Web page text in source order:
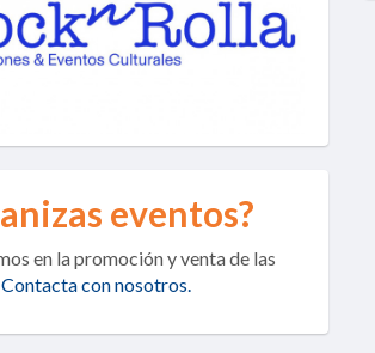
eventos?
en la promoción y venta de las
Contacta con nosotros.